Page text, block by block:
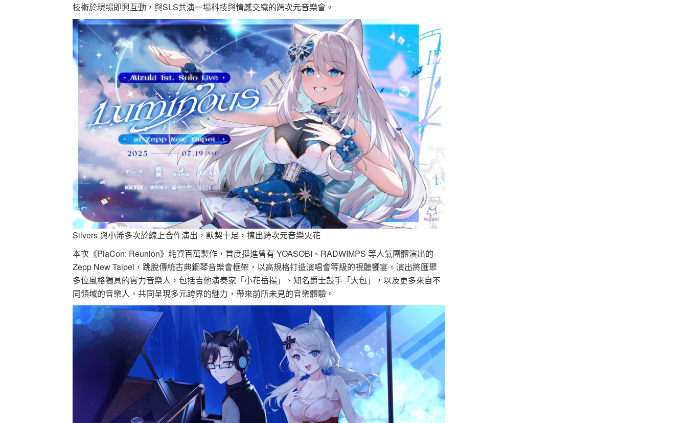
技術於現場即興互動，與SLS共演一場科技與情感交織的跨次元音樂會。
Silvers 與小浠多次於線上合作演出，默契十足，擦出跨次元音樂火花
​​本次《PiaCon: Reunion》耗資百萬製作，首度挺進曾有 YOASOBI、RADWIMPS 等人氣團體演出的
Zepp New Taipei，跳脫傳統古典鋼琴音樂會框架，以高規格打造演唱會等級的視聽饗宴。演出將匯聚
多位風格獨具的實力音樂人，包括吉他演奏家「小花岳揚」、知名爵士鼓手「大包」，以及更多來自不
同領域的音樂人，共同呈現多元跨界的魅力，帶來前所未見的音樂體驗。